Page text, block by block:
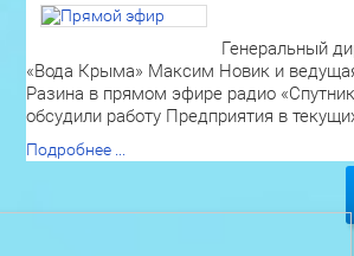
Генеральный
«Вода Крыма» Максим Новик и
Разина в прямом эфире радио
обсудили работу Предприятия в
Подробнее ...